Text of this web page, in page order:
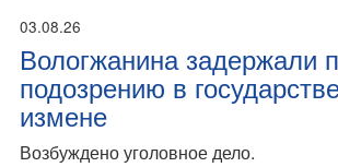
03.08.26
Вологжанина задержали
подозрению в
измене
Возбуждено уголовное дело.